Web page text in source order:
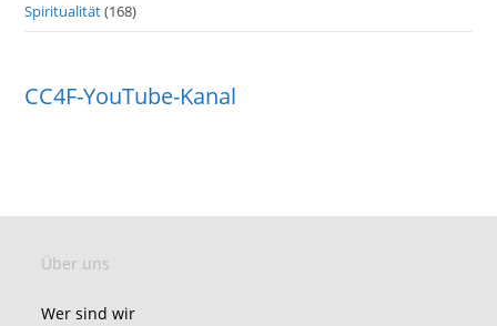
Spiritualität(168)
CC4F-YouTube-Kanal
Über uns
Wer sind wir